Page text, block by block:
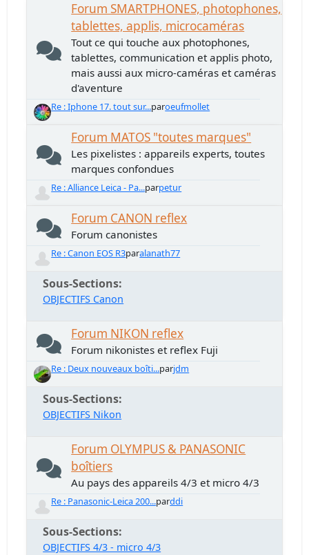
Forum SMARTPHONES, photophones,
tablettes, applis, microcaméras
Tout ce qui touche aux photophones,
tablettes, communication et applis photo,
mais aussi aux micro-caméras et caméras
d'aventure
Re : Iphone 17. tout sur...paroeufmollet
Forum MATOS "toutes marques"
Les pixelistes : appareils experts, toutes
marques confondues
Re : Alliance Leica - Pa...parpetur
Forum CANON reflex
Forum canonistes
Re : Canon EOS R3paralanath77
Sous-Sections
OBJECTIFS Canon
Forum NIKON reflex
Forum nikonistes et reflex Fuji
Re : Deux nouveaux boîti...parjdm
Sous-Sections
OBJECTIFS Nikon
Forum OLYMPUS & PANASONIC
boîtiers
Au pays des appareils 4/3 et micro 4/3
Re : Panasonic-Leica 200...parddi
Sous-Sections
OBJECTIFS 4/3 - micro 4/3